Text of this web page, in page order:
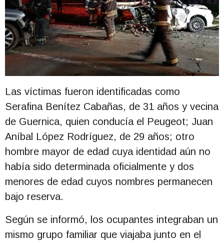
Las víctimas fueron identificadas como
Serafina Benítez Cabañas, de 31 años y vecina
de Guernica, quien conducía el Peugeot; Juan
Aníbal López Rodríguez, de 29 años; otro
hombre mayor de edad cuya identidad aún no
había sido determinada oficialmente y dos
menores de edad cuyos nombres permanecen
bajo reserva.
Según se informó, los ocupantes integraban un
mismo grupo familiar que viajaba junto en el